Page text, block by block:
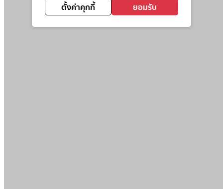
ตั้งค่าคุกกี้ ยอมรับ